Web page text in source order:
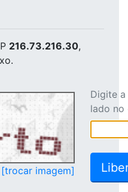
216.73.216.30,
[trocar imagem]
Digite
lado no